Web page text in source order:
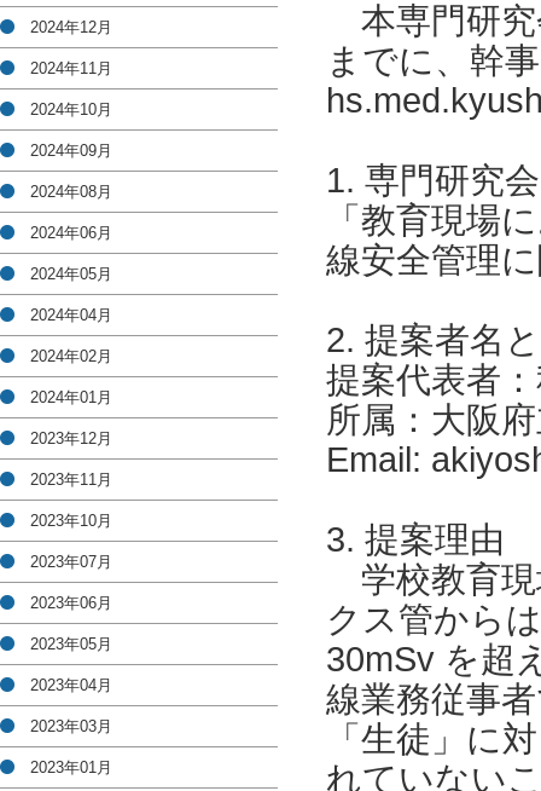
本専門研究
までに、幹
1. 専門研究
「教育現場
線安全管理
2. 提案者名
提案代表者
所属：大阪
Email:
3. 提案理由
学校教育現
クス管から
30mSv を超
線業務従事
「生徒」に
れていない
2024年12月
2024年11月
2024年10月
2024年09月
2024年08月
2024年06月
2024年05月
2024年04月
2024年02月
2024年01月
2023年12月
2023年11月
2023年10月
2023年07月
2023年06月
2023年05月
2023年04月
2023年03月
2023年01月